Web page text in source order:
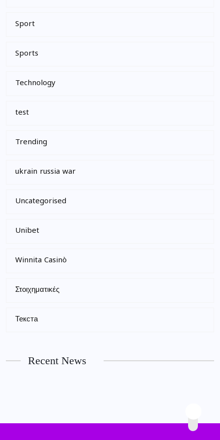
Sport
Sports
Technology
test
Trending
ukrain russia war
Uncategorised
Unibet
Winnita Casinò
Στοιχηματικές
Текста
Recent News